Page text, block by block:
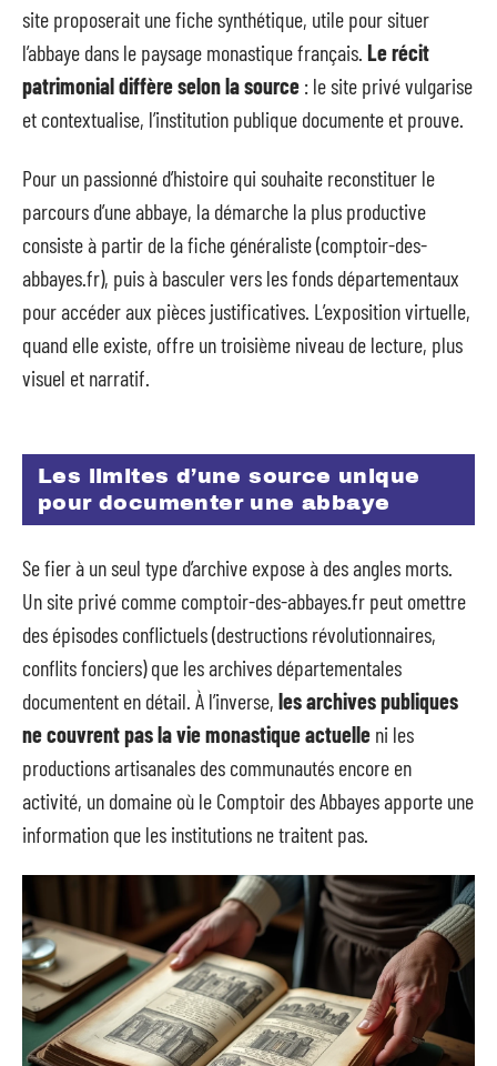
site proposerait une fiche synthétique, utile pour situer
l’abbaye dans le paysage monastique français. Le récit
patrimonial diffère selon la source : le site privé vulgarise
et contextualise, l’institution publique documente et prouve.
Pour un passionné d’histoire qui souhaite reconstituer le
parcours d’une abbaye, la démarche la plus productive
consiste à partir de la fiche généraliste (comptoir-des-
abbayes.fr), puis à basculer vers les fonds départementaux
pour accéder aux pièces justificatives. L’exposition virtuelle,
quand elle existe, offre un troisième niveau de lecture, plus
visuel et narratif.
Les limites d’une source unique
pour documenter une abbaye
Se fier à un seul type d’archive expose à des angles morts.
Un site privé comme comptoir-des-abbayes.fr peut omettre
des épisodes conflictuels (destructions révolutionnaires,
conflits fonciers) que les archives départementales
documentent en détail. À l’inverse, les archives publiques
ne couvrent pas la vie monastique actuelle ni les
productions artisanales des communautés encore en
activité, un domaine où le Comptoir des Abbayes apporte une
information que les institutions ne traitent pas.